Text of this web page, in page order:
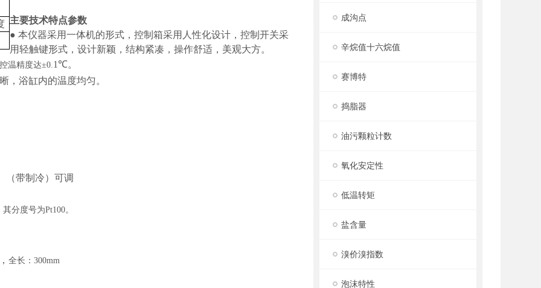
成沟点
辛烷值十六烷值
赛博特
捣脂器
油污颗粒计数
氧化安定性
低温转矩
盐含量
溴价溴指数
泡沫特性
主要技术特点参数
● 本仪器采用一体机的形式，控制箱采用人性化设计，控制开关采
用轻触键形式，设计新颖，结构紧凑，操作舒适，美观大方。
温精度达±0.1 ℃。
，浴缸内的温度均匀。
带制冷）可调
其分度号为Pt100。
全长：300mm